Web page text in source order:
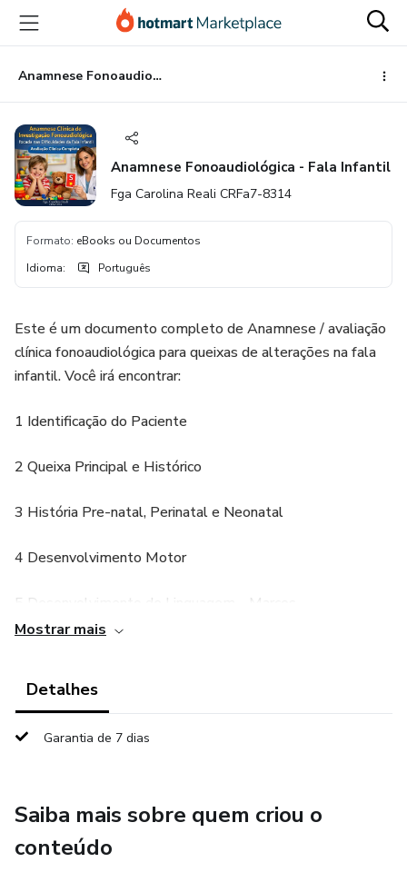
para
conteúdo
principal
para
pagamento
para
rodapé
Anamnese Fonoaudiológica - Fala Infantil
Anamnese Fonoaudiológica - Fala Infantil
Fga Carolina Reali CRFa7-8314
Formato: eBooks ou Documentos
Idioma: Português
Este é um documento completo de Anamnese / avaliação
clínica fonoaudiológica para queixas de alterações na fala
infantil. Você irá encontrar:
1 Identificação do Paciente
2 Queixa Principal e Histórico
3 História Pre-natal, Perinatal e Neonatal
4 Desenvolvimento Motor
5 Desenvolvimento de Linguagem - Marcos
7 Inventário Fonológico / Fonético
8 Processos Fonológicos Observados
10 Processamento Auditivo e Audição
Mostrar mais
Detalhes
Garantia de 7 dias
Saiba mais sobre quem criou o
conteúdo